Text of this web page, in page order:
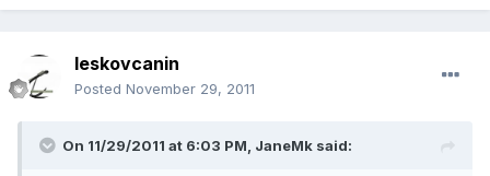
leskovcanin
Posted November 29, 2011
On 11/29/2011 at 6:03 PM, JaneMk said: